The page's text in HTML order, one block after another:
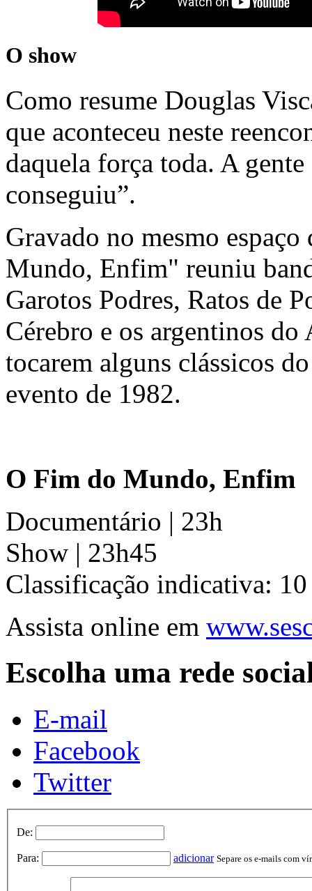
O show
Como resume Douglas
que aconteceu neste
daquela força toda. A
conseguiu”.
Gravado no mesmo
Mundo, Enfim" reuniu
Garotos Podres, Ratos de
Cérebro e os argentinos
tocarem alguns clássicos
evento de 1982.
O Fim do Mundo, Enfim
Documentário | 23h
Show | 23h45
Classificação indicativa: 10
Assista online em
Escolha uma rede
E-mail
Facebook
Twitter
De:
Para: adicionar Separe os e-mails com